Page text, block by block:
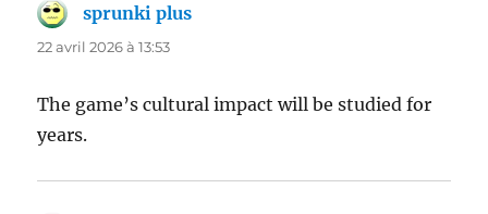
sprunki plus
22 avril 2026 à 13:53
The game’s cultural impact will be studied for
years.